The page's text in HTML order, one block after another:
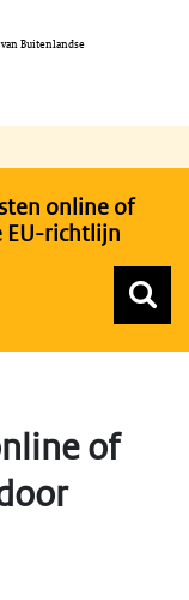
Buitenlandse
online of
EU-richtlijn
of